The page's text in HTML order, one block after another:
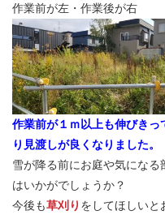
作業前が左・作業後が右
作業前が１ｍ以上も伸びき
り見渡しが良くなりました。
雪が降る前にお庭や気にな
はいかがでしょうか？
今後も草刈り をしてほしいと